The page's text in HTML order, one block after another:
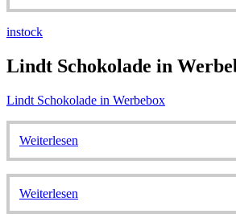
instock
Lindt Schokolade in
Lindt Schokolade in Werbebox
Weiterlesen
Weiterlesen